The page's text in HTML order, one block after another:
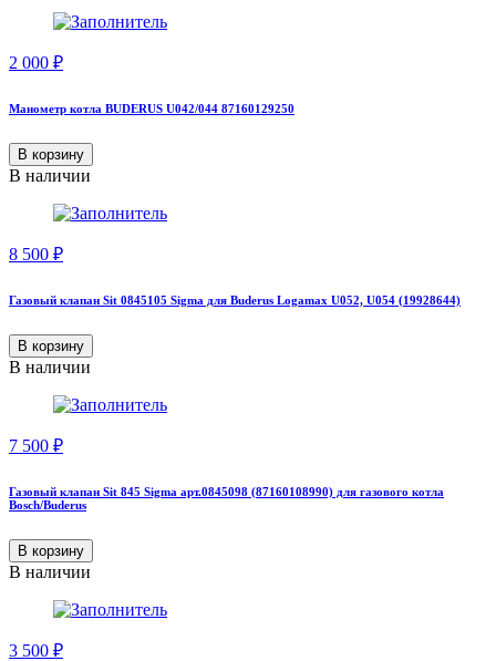
2 000 ₽
Манометр котла BUDERUS U042/044 87160129250
В корзину
В наличии
8 500 ₽
Газовый клапан Sit 0845105 Sigma для Buderus Logamax U052, U054 (19928644)
В корзину
В наличии
7 500 ₽
Газовый клапан Sit 845 Sigma арт.0845098 (87160108990) для газового котла
Bosch/Buderus
В корзину
В наличии
3 500 ₽